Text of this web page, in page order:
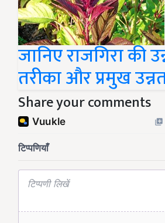
जानिए राजगिरा की
तरीका और प्रमुख
Share your comments